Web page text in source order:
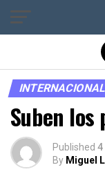
INTERNACIONAL
Suben los
Published 4
By Miguel